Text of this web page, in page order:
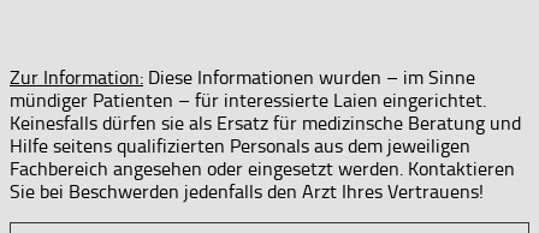
Zur Information: Diese Informationen wurden – im Sinne
mündiger Patienten – für interessierte Laien eingerichtet.
Keinesfalls dürfen sie als Ersatz für medizinsche Beratung und
Hilfe seitens qualifizierten Personals aus dem jeweiligen
Fachbereich angesehen oder eingesetzt werden. Kontaktieren
Sie bei Beschwerden jedenfalls den Arzt Ihres Vertrauens!